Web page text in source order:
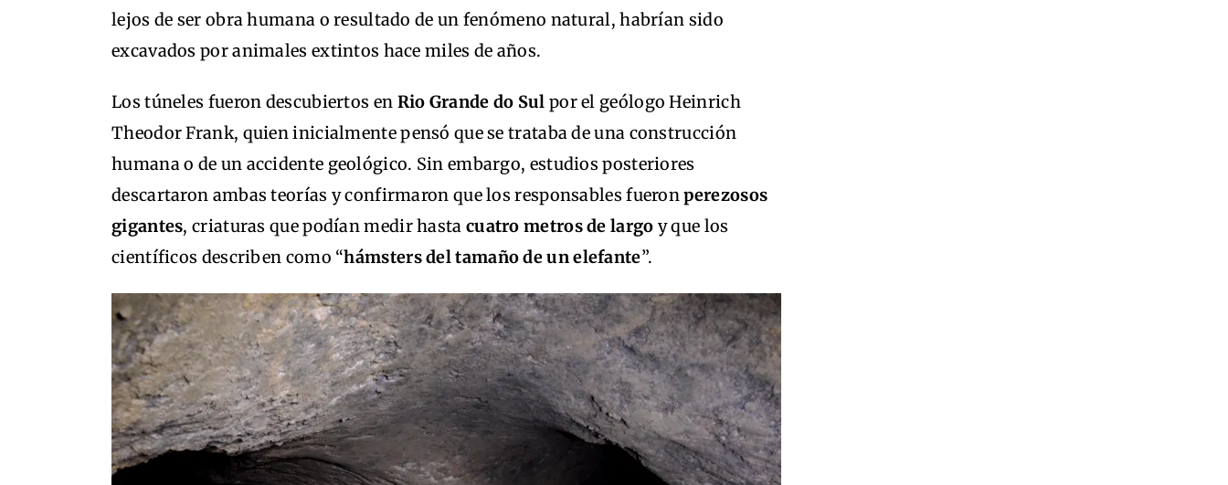
lejos de ser obra humana o resultado de un fenómeno natural, habrían sido
excavados por animales extintos hace miles de años.
Los túneles fueron descubiertos en Rio Grande do Sul por el geólogo Heinrich
Theodor Frank, quien inicialmente pensó que se trataba de una construcción
humana o de un accidente geológico. Sin embargo, estudios posteriores
descartaron ambas teorías y confirmaron que los responsables fueronperezosos
gigantes, criaturas que podían medir hasta cuatro metros de largo y que los
científicos describen como “hámsters del tamaño de un elefante”.